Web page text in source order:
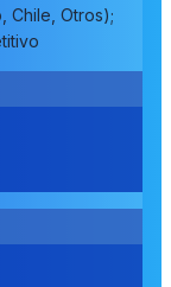
Chile, Otros);